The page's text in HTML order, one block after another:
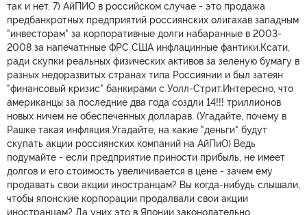
так и нет. 7) АйПИО в российском случае - это продажа
предбанкротныx предприятий россиянских олигахав западным
"инвесторам" за корпоративные долги набаранные в 2003-
2008 за напечатнные ФРС США инфлацинные фантики.Ксати,
ради скупки реальных физических активов за зеленую бумагу в
разных недоразвитых странах типа Россиянии и был затеян
"финансовый кризис" банкирами с Уолл-Стрит.Интересно, что
американцы за последние два года создли 14!!! триллионов
новых ничем не обеспеченных долларав. (Угадайте, почему в
Рашке такая инфляция.Угадайте, на какие "деньги" будут
скупать акции россиянских компаний на АйПиО) Ведь
подумайте - если предприятие приности прибыль, не имеет
долгов и его стоимость увеличивается в цене - зачем ему
продавать свои акции иноcтранцам? Вы когда-нибудь слышали,
чтобы японские корпорации продалвали свои акции
инocтранцам? Да уних это в Японии законодательно